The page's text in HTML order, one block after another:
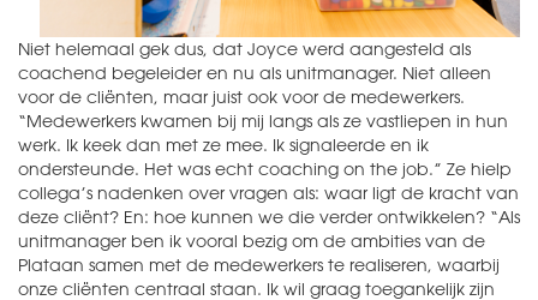
Niet helemaal gek dus, dat Joyce werd aangesteld als
coachend begeleider en nu als unitmanager. Niet alleen
voor de cliënten, maar juist ook voor de medewerkers.
“Medewerkers kwamen bij mij langs als ze vastliepen in hun
werk. Ik keek dan met ze mee. Ik signaleerde en ik
ondersteunde. Het was echt coaching on the job.” Ze hielp
collega’s nadenken over vragen als: waar ligt de kracht van
deze cliënt? En: hoe kunnen we die verder ontwikkelen? “Als
unitmanager ben ik vooral bezig om de ambities van de
Plataan samen met de medewerkers te realiseren, waarbij
onze cliënten centraal staan. Ik wil graag toegankelijk zijn